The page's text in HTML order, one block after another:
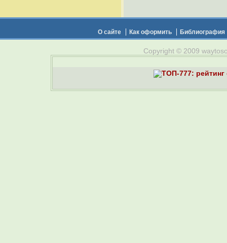
О сайте Как оформить Библиография
Copyright © 2009